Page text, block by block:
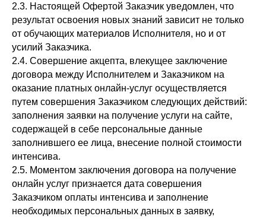
2.3. Настоящей Офертой Заказчик уведомлен, что
результат освоения новых знаний зависит не только
от обучающих материалов Исполнителя, но и от
усилий Заказчика.
2.4. Совершение акцепта, влекущее заключение
договора между Исполнителем и Заказчиком на
оказание платных онлайн-услуг осуществляется
путем совершения Заказчиком следующих действий:
заполнения заявки на получение услуги на сайте,
содержащей в себе персональные данные
заполнившего ее лица, внесение полной стоимости
интенсива.
2.5. Моментом заключения договора на получение
онлайн услуг признается дата совершения
Заказчиком оплаты интенсива и заполнение
необходимых персональных данных в заявку,